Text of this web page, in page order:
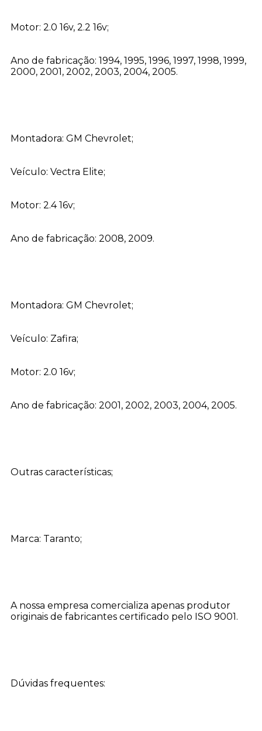
Motor: 2.0 16v, 2.2 16v;
Ano de fabricação: 1994, 1995, 1996, 1997, 1998, 1999,
2000, 2001, 2002, 2003, 2004, 2005.
Montadora: GM Chevrolet;
Veículo: Vectra Elite;
Motor: 2.4 16v;
Ano de fabricação: 2008, 2009.
Montadora: GM Chevrolet;
Veículo: Zafira;
Motor: 2.0 16v;
Ano de fabricação: 2001, 2002, 2003, 2004, 2005.
Outras características;
Marca: Taranto;
A nossa empresa comercializa apenas produtor
originais de fabricantes certificado pelo ISO 9001.
Dúvidas frequentes: